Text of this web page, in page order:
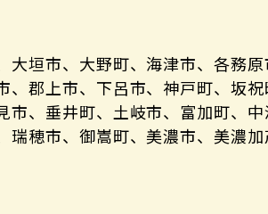
大垣市、大野町、海津市、各務
、郡上市、下呂市、神戸町、坂
市、垂井町、土岐市、富加町、
瑞穂市、御嵩町、美濃市、美濃